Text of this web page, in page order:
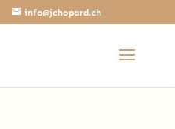
scoped $http_response_header
info@jchopard.ch